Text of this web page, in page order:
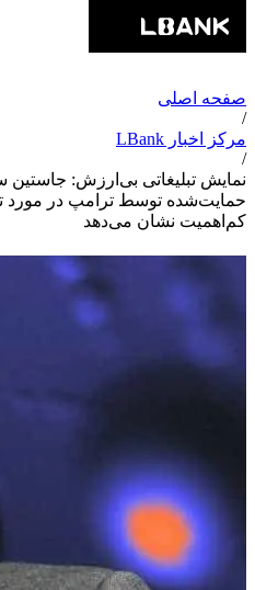
صفحه اصلی
/
مرکز اخبار LBank
/
نمایش تبلیغاتی بی‌ارزش:
حمایت‌شده توسط ترامپ در
کم‌اهمیت نشان می‌دهد